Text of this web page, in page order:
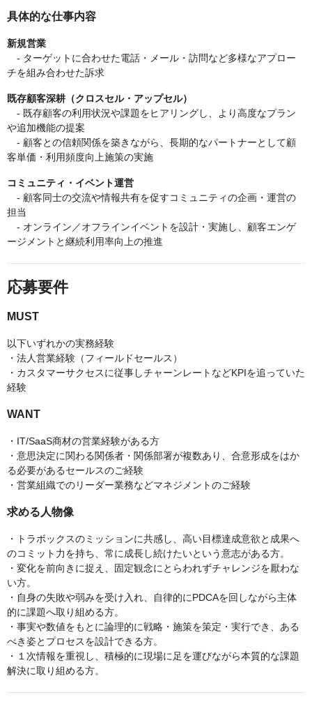
具体的な仕事内容
新規営業
- ターゲットに合わせた電話・メール・訪問など多様なアプロー
チを組み合わせた訴求
既存顧客深耕（クロスセル・アップセル）
- 既存顧客の利用状況や課題をヒアリングし、より高度なプラン
や追加機能の提案
- 顧客との信頼関係を築きながら、長期的なパートナーとして顧
客単価・利用頻度向上施策の実施
コミュニティ・イベント運営
- 顧客同士の交流や情報共有を促すコミュニティの企画・運営の
担当
- オンライン／オフラインイベントを設計・実施し、顧客エンゲ
ージメントと継続利用率向上の推進
応募要件
MUST
以下いずれかの実務経験
・法人営業経験（フィールドセールス）
・カスタマーサクセスに従事しチャーンレートなどKPIを追っていた
経験
WANT
・IT/SaaS商材の営業経験がある方
・意思決定に関わる関係者・関係部署が複数あり、合意形成をはか
る必要があるセールスのご経験
・営業組織でのリーダー業務などマネジメントのご経験
求める人物像
・トラボックスのミッションに共感し、高い目標達成意欲と成果へ
のコミット力を持ち、常に成長し続けたいという意志がある方。
・変化を前向きに捉え、固定観念にとらわれずチャレンジを厭わな
い方。
・自身の失敗や弱みを受け入れ、自律的にPDCAを回しながら主体
的に課題へ取り組める方。
・事実や数値をもとに論理的に戦略・施策を策定・実行でき、ある
べき姿とプロセスを設計できる方。
・１次情報を重視し、積極的に現場に足を運びながら本質的な課題
解決に取り組める方。